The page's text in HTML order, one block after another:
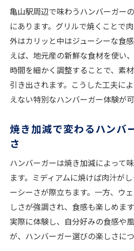
亀山駅周辺で味わうハンバーガー
にあります。グリルで焼くことで
外はカリッと中はジューシーな食
えば、地元産の新鮮な食材を使い
時間を細かく調整することで、素
引き出されます。こうした工夫に
えない特別なハンバーガー体験が可
焼き加減で変わるハンバ
さ
ハンバーガーは焼き加減によって
ます。ミディアムに焼けば肉汁が
ーシーさが際立ちます。一方、ウ
しさが強調され、食感も楽しめま
実際に体験し、自分好みの食感や
が、ハンバーガー選びの楽しさにつ